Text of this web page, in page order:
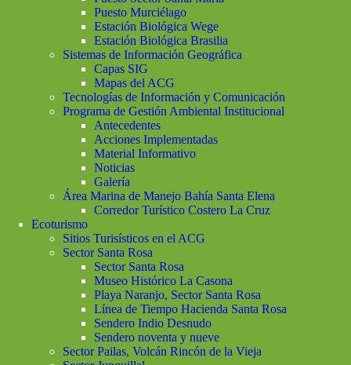
Puesto Murciélago
Estación Biológica Wege
Estación Biológica Brasilia
Sistemas de Información Geográfica
Capas SIG
Mapas del ACG
Tecnologías de Información y Comunicación
Programa de Gestión Ambiental Institucional
Antecedentes
Acciones Implementadas
Material Informativo
Noticias
Galería
Área Marina de Manejo Bahía Santa Elena
Corredor Turístico Costero La Cruz
Ecoturismo
Sitios Turisísticos en el ACG
Sector Santa Rosa
Sector Santa Rosa
Museo Histórico La Casona
Playa Naranjo, Sector Santa Rosa
Línea de Tiempo Hacienda Santa Rosa
Sendero Indio Desnudo
Sendero noventa y nueve
Sector Pailas, Volcán Rincón de la Vieja